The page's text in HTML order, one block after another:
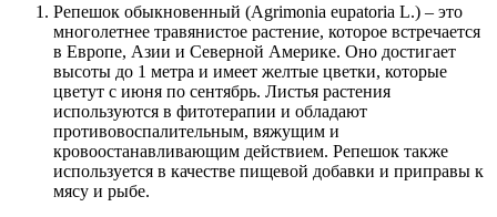
Репешок обыкновенный (Agrimonia eupatoria L.) – это
многолетнее травянистое растение, которое встречается
в Европе, Азии и Северной Америке. Оно достигает
высоты до 1 метра и имеет желтые цветки, которые
цветут с июня по сентябрь. Листья растения
используются в фитотерапии и обладают
противовоспалительным, вяжущим и
кровоостанавливающим действием. Репешок также
используется в качестве пищевой добавки и приправы к
мясу и рыбе.